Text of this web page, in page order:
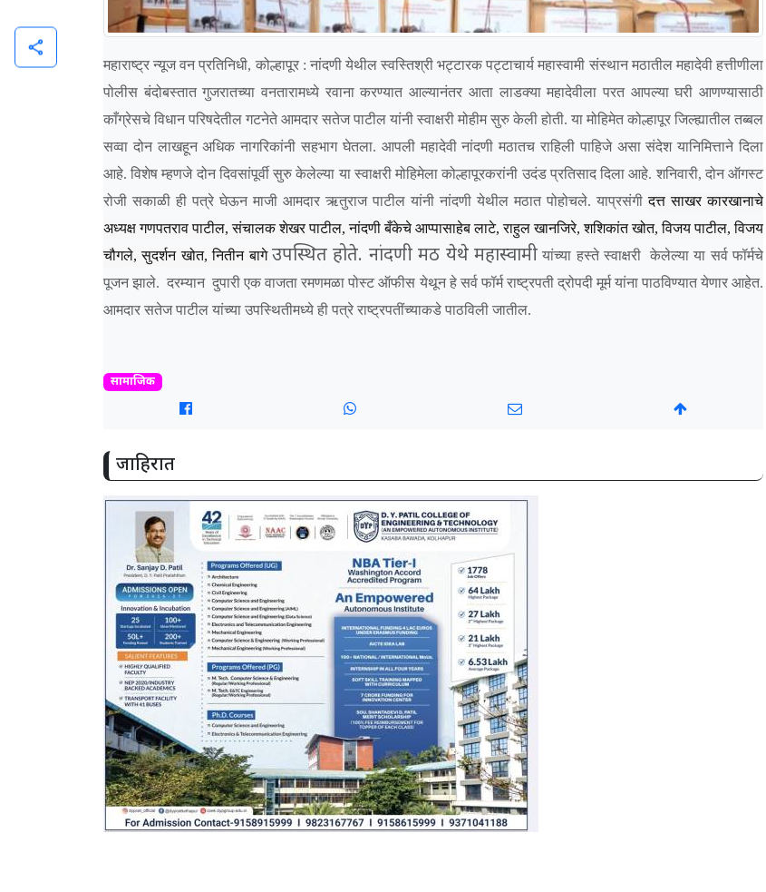
महाराष्ट्र न्यूज वन प्रतिनिधी, कोल्हापूर : नांदणी येथील स्वस्तिश्री भट्टारक पट्टाचार्य महास्वामी संस्थान मठातील महादेवी हत्तीणीला
पोलीस बंदोबस्तात गुजरातच्या वनतारामध्ये रवाना करण्यात आल्यानंतर आता लाडक्या महादेवीला परत आपल्या घरी आणण्यासाठी
काँग्रेसचे विधान परिषदेतील गटनेते आमदार सतेज पाटील यांनी स्वाक्षरी मोहीम सुरु केली होती. या मोहिमेत कोल्हापूर जिल्ह्यातील तब्बल
सव्वा दोन लाखहून अधिक नागरिकांनी सहभाग घेतला. आपली महादेवी नांदणी मठातच राहिली पाहिजे असा संदेश यानिमित्ताने दिला
आहे. विशेष म्हणजे दोन दिवसांपूर्वी सुरु केलेल्या या स्वाक्षरी मोहिमेला कोल्हापूरकरांनी उदंड प्रतिसाद दिला आहे. शनिवारी, दोन ऑगस्ट
रोजी सकाळी ही पत्रे घेऊन माजी आमदार ऋतुराज पाटील यांनी नांदणी येथील मठात पोहोचले. याप्रसंगीदत्त साखर कारखानाचे
अध्यक्ष गणपतराव पाटील, संचालक शेखर पाटील, नांदणी बँकेचे आप्पासाहेब लाटे, राहुल खानजिरे, शशिकांत खोत, विजय पाटील, विजय
चौगले, सुदर्शन खोत, नितीन बागे उपस्थित होते. नांदणी मठ येथे महास्वामीयांच्या हस्ते स्वाक्षरी केलेल्या या सर्व फॉर्मचे
पूजन झाले. दरम्यान दुपारी एक वाजता रमणमळा पोस्ट ऑफीस येथून हे सर्व फॉर्म राष्ट्रपती द्रोपदी मूर्म यांना पाठविण्यात येणार आहेत.
आमदार सतेज पाटील यांच्या उपस्थितीमध्ये ही पत्रे राष्ट्रपतींच्याकडे पाठविली जातील.
सामाजिक
जाहिरात
share